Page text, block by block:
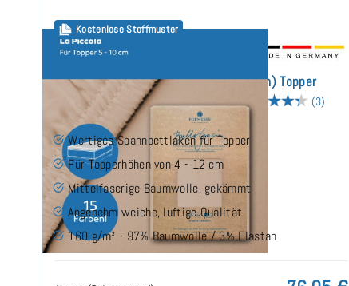
Kostenlose Stoffmuster
Bella Gracia La Piccola (bis 12cm) Topper
Spannbettlaken 180x200 cm
(3)
Wertiges Spannbettlaken für Topper
Für Topperhöhen von 4 - 12 cm
Mittelfaserige Baumwolle, gekämmt
Angenehm weiche, luftige Qualität
160 g/m² - 97% Baumwolle / 3% Elastan